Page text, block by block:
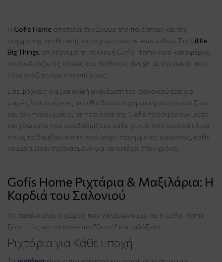
Η Gofis Home αποτελεί συνώνυμο της ποιότητας και της
σύγχρονης αισθητικής στον χώρο των λευκών ειδών. Στο Little
Big Things , επιλέγουμε τη συλλογή Gofis Home γιατί καταφέρνει
να συνδυάζει τις τάσεις του διεθνούς design με την άνεση που
όλοι αναζητούμε στο σπίτι μας.
Είτε ψάχνεις για μια ολική ανανέωση του σαλονιού είτε για
μικρές λεπτομέρειες που θα δώσουν χαρακτήρα στην κουζίνα
και το υπνοδωμάτιο, τα προϊόντα της Gofis προσφέρουν υφές
και χρώματα που αναβαθμίζουν κάθε γωνιά. Από φυσικά υλικά
όπως το βαμβάκι και το λινό μέχρι προηγμένες υφάνσεις, κάθε
κομμάτι είναι σχεδιασμένο για να αντέχει στον χρόνο.
Gofis Home Ριχτάρια & Μαξιλάρια: Η
Καρδιά του Σαλονιού
Το σαλόνι είναι ο χώρος που χαλαρώνουμε και η Gofis Home
ξέρει πώς να τον κάνει πιο "ζεστό" και φιλόξενο.
Ριχτάρια για Κάθε Εποχή